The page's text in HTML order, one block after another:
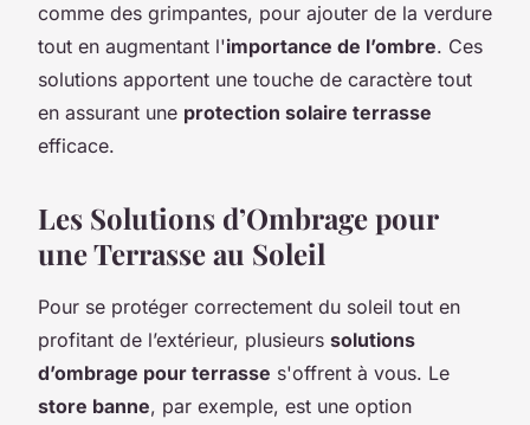
comme des grimpantes, pour ajouter de la verdure
tout en augmentant l'importance de l’ombre. Ces
solutions apportent une touche de caractère tout
en assurant une protection solaire terrasse
efficace.
Les Solutions d’Ombrage pour
une Terrasse au Soleil
Pour se protéger correctement du soleil tout en
profitant de l’extérieur, plusieurs solutions
d’ombrage pour terrasse s'offrent à vous. Le
store banne, par exemple, est une option